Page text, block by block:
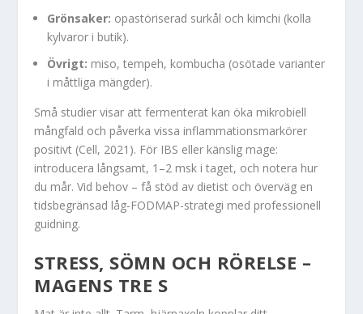
Grönsaker: opastöriserad surkål och kimchi (kolla
kylvaror i butik).
Övrigt: miso, tempeh, kombucha (osötade varianter
i måttliga mängder).
Små studier visar att fermenterat kan öka mikrobiell
mångfald och påverka vissa inflammationsmarkörer
positivt (Cell, 2021). För IBS eller känslig mage:
introducera långsamt, 1–2 msk i taget, och notera hur
du mår. Vid behov – få stöd av dietist och överväg en
tidsbegränsad låg-FODMAP-strategi med professionell
guidning.
STRESS, SÖMN OCH RÖRELSE –
MAGENS TRE S